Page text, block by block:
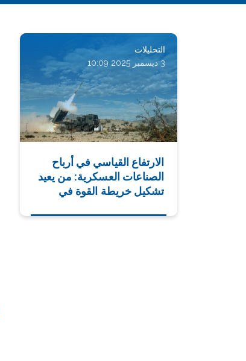
التحليلات
3 ديسمبر 2025 10:09
الارتفاع القياسي في أرباح
الصناعات العسكرية: من يعيد
تشكيل خريطة القوة في